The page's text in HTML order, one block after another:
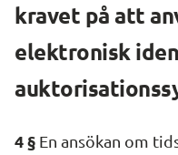
kravet på att
elektronisk
4 § En ansökan om